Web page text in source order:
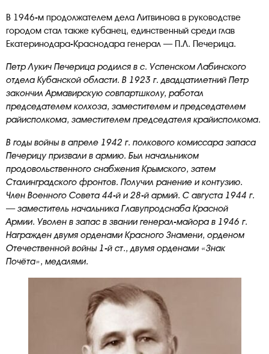
В 1946-м продолжателем дела Литвинова в руководстве
городом стал также кубанец, единственный среди глав
Екатеринодара-Краснодара генерал — П.Л. Печерица.
Петр Лукич Печерица родился в с. Успенском Лабинского
отдела Кубанской области. В 1923 г. двадцатилетний Петр
закончил Армавирскую совпартшколу, работал
председателем колхоза, заместителем и председателем
райисполкома, заместителем председателя крайисполкома.
В годы войны в апреле 1942 г. полкового комиссара запаса
Печерицу призвали в армию. Был начальником
продовольственного снабжения Крымского, затем
Сталинградского фронтов. Получил ранение и контузию.
Член Военного Совета 44-й и 28-й армий. С августа 1944 г.
— заместитель начальника Главупродснаба Красной
Армии. Уволен в запас в звании генерал-майора в 1946 г.
Награжден двумя орденами Красного Знамени, орденом
Отечественной войны 1-й ст., двумя орденами «Знак
Почёта», медалями.